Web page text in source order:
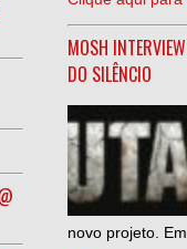
MOSH
DO SILÊNCIO
novo projeto.